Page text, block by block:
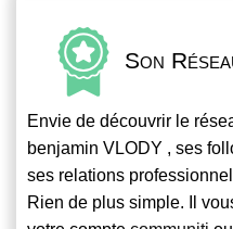
Son
Envie de découvrir le
benjamin VLODY , ses
ses relations
Rien de plus simple. Il